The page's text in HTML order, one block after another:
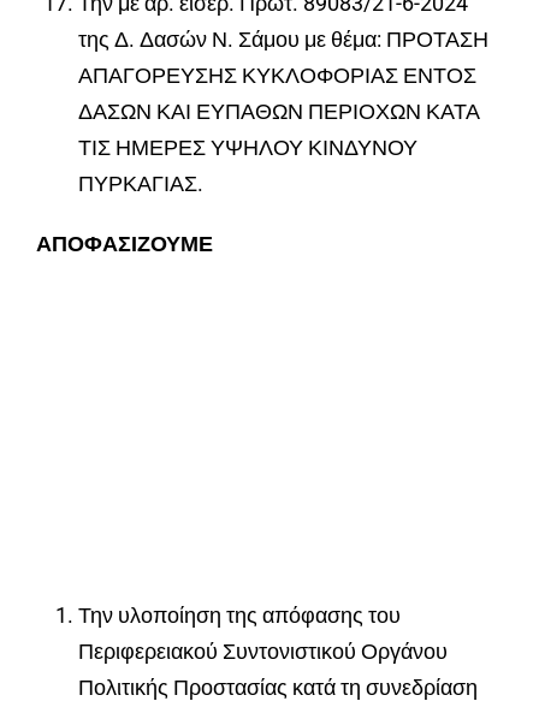
της Δ. Δασών Ν. Σάμου με θέμα: ΠΡΟΤΑΣΗ
ΑΠΑΓΟΡΕΥΣΗΣ ΚΥΚΛΟΦΟΡΙΑΣ ΕΝΤΟΣ
ΔΑΣΩΝ ΚΑΙ ΕΥΠΑΘΩΝ ΠΕΡΙΟΧΩΝ ΚΑΤΑ
ΤΙΣ ΗΜΕΡΕΣ ΥΨΗΛΟΥ ΚΙΝΔΥΝΟΥ
ΠΥΡΚΑΓΙΑΣ.
ΑΠΟΦΑΣΙΖΟΥΜΕ
Την υλοποίηση της απόφασης του
Περιφερειακού Συντονιστικού Οργάνου
Πολιτικής Προστασίας κατά τη συνεδρίαση